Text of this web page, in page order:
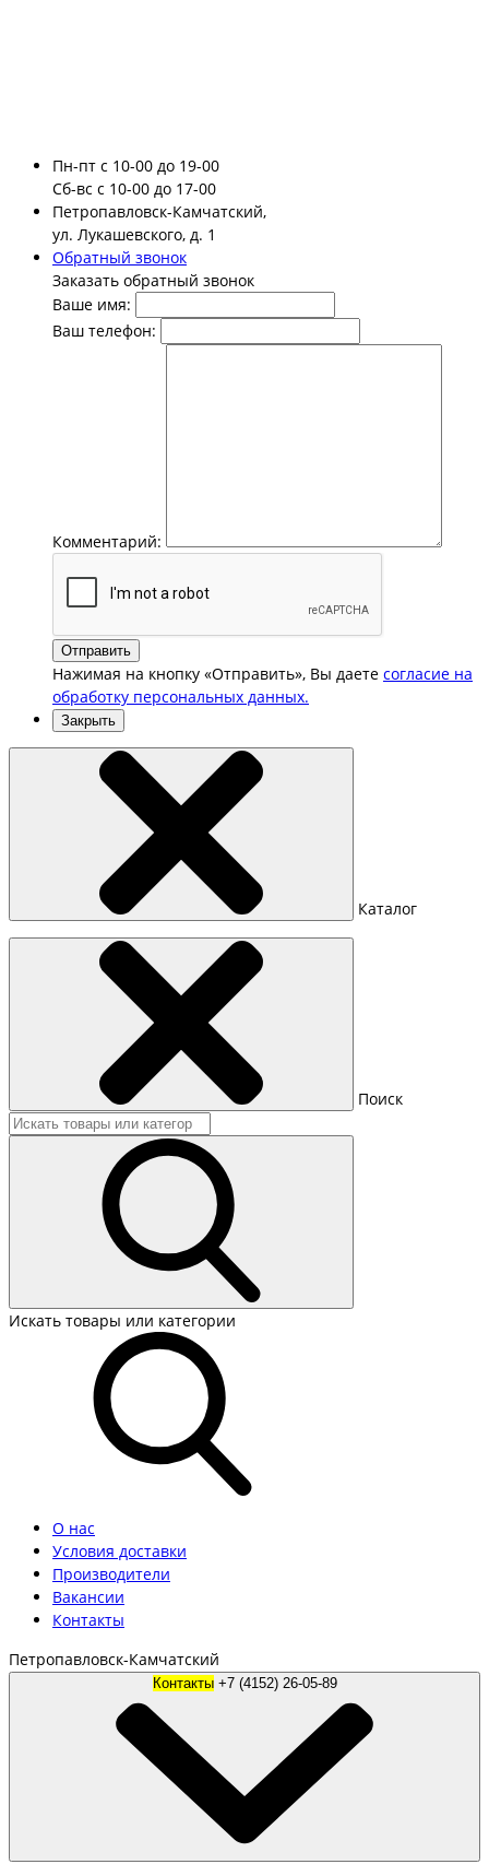
Пн-пт с 10-00 до 19-00
Сб-вс с 10-00 до 17-00
Петропавловск-Камчатский,
ул. Лукашевского, д. 1
Обратный звонок
Заказать обратный звонок
Ваше имя:
Ваш телефон:
Комментарий:
Отправить
Нажимая на кнопку «Отправить», Вы даете согласие на
обработку персональных данных.
Закрыть
Каталог
Поиск
Искать товары или категории
О нас
Условия доставки
Производители
Вакансии
Контакты
Петропавловск-Камчатский
Контакты +7 (4152) 26-05-89